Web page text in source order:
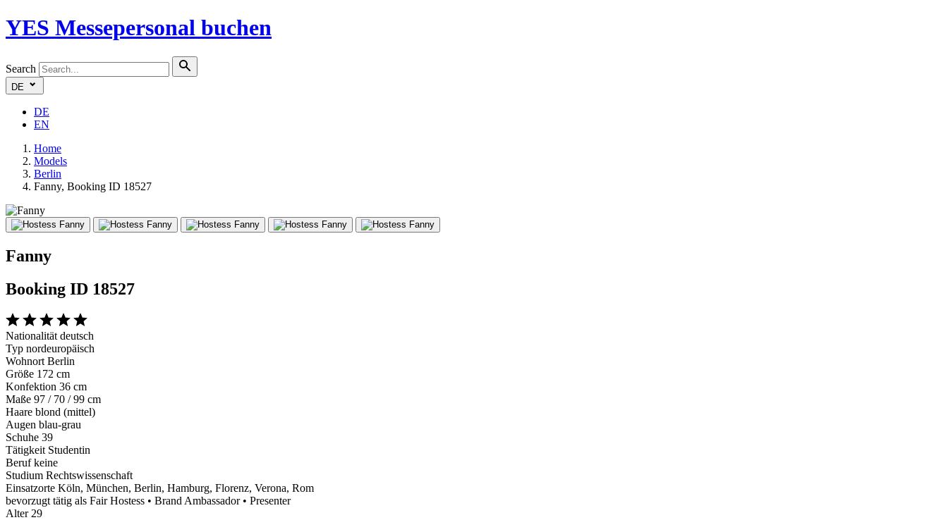
YES Messepersonal buchen
Search
DE
DE
EN
Home
Models
Berlin
Fanny, Booking ID 18527
Fanny
Booking ID 18527
Nationalität deutsch
Typ nordeuropäisch
Wohnort Berlin
Größe 172 cm
Konfektion 36 cm
Maße 97 / 70 / 99 cm
Haare blond (mittel)
Augen blau-grau
Schuhe 39
Tätigkeit Studentin
Beruf keine
Studium Rechtswissenschaft
Einsatzorte Köln, München, Berlin, Hamburg, Florenz, Verona, Rom
bevorzugt tätig als Fair Hostess • Brand Ambassador • Presenter
Alter 29